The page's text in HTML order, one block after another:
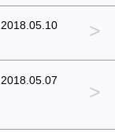
2018.05.10 >
2018.05.07
>